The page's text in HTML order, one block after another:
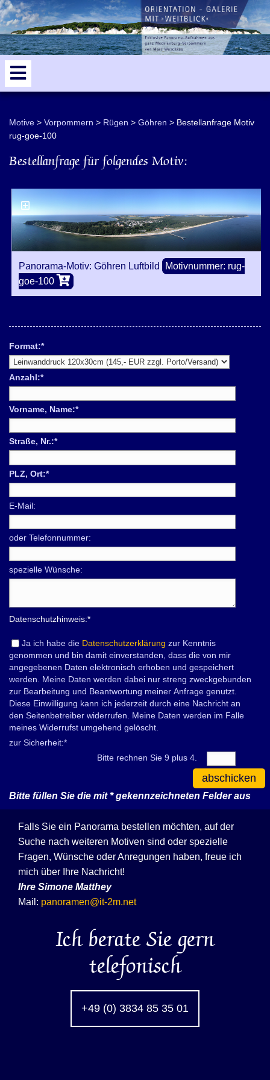
Motive Vorpommern Rügen Göhren
Bestellanfrage Motiv
rug-goe-100
Bestellanfrage für folgendes Motiv:
Panorama-Motiv: Göhren Luftbild
Motivnummer: rug-
goe-100
Format:*
Anzahl:*
Vorname, Name:*
Straße, Nr.:*
PLZ, Ort:*
E-Mail:
oder Telefonnummer:
spezielle Wünsche:
Datenschutzhinweis:*
Ja ich habe die Datenschutzerklärung zur Kenntnis
genommen und bin damit einverstanden, dass die von mir
angegebenen Daten elektronisch erhoben und gespeichert
werden. Meine Daten werden dabei nur streng zweckgebunden
zur Bearbeitung und Beantwortung meiner Anfrage genutzt.
Diese Einwilligung kann ich jederzeit durch eine Nachricht an
den Seitenbetreiber widerrufen. Meine Daten werden im Falle
meines Widerrufst umgehend gelöscht.
zur Sicherheit:*
Bitte rechnen Sie 9 plus 4.
abschicken
Bitte füllen Sie die mit*gekennzeichneten Felder aus
Falls Sie ein Panorama bestellen möchten, auf der
Suche nach weiteren Motiven sind oder spezielle
Fragen, Wünsche oder Anregungen haben, freue ich
mich über Ihre Nachricht!
Ihre Simone Matthey
Mail: panoramen@it-2m.net
Ich berate Sie gern
telefonisch
+49 (0) 3834 85 35 01
5
Sassnitz
Kap Arkona
Luftbilder